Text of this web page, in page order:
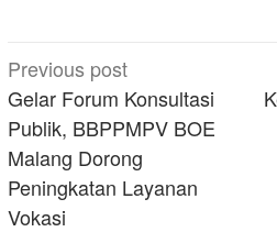
Post
navigation
Previous post
Gelar Forum Konsultasi
Publik, BBPPMPV BOE
Malang Dorong
Peningkatan Layanan
Vokasi